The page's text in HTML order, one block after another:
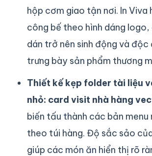
hộp cơm giao tận nơi. In Viva
công bế theo hình dáng logo,
dán trở nên sinh động và độc
trưng bày sản phẩm thương
Thiết kế kẹp folder tài liệu
nhỏ: card visit nhà hàng
biến tấu thành các bản menu
theo túi hàng. Độ sắc sảo
giúp các món ăn hiển thị rõ